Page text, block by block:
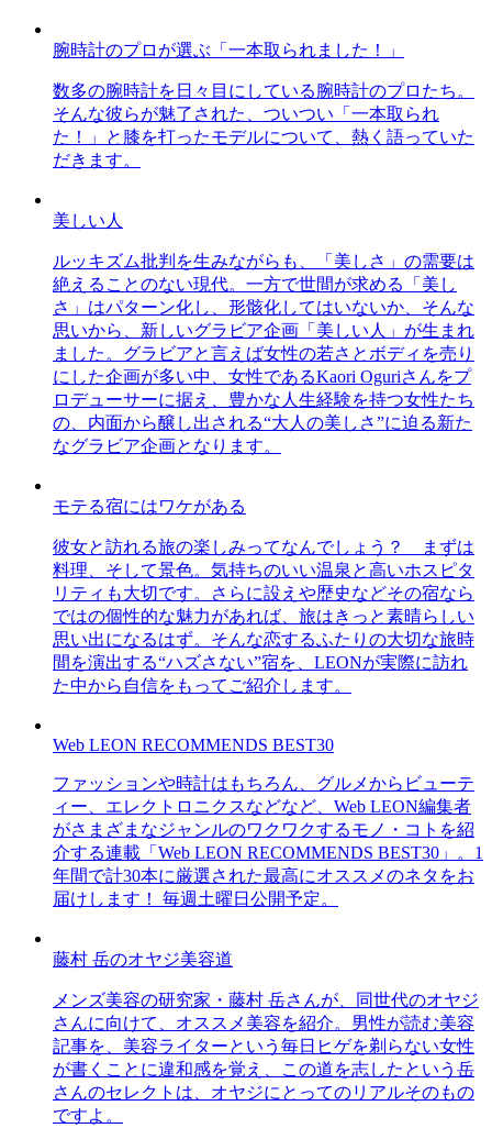
腕時計のプロが選ぶ「一本取られました！」
数多の腕時計を日々目にしている腕時計のプロたち。
そんな彼らが魅了された、ついつい「一本取られ
た！」と膝を打ったモデルについて、熱く語っていた
だきます。
美しい人
ルッキズム批判を生みながらも、「美しさ」の需要は
絶えることのない現代。一方で世間が求める「美し
さ」はパターン化し、形骸化してはいないか、そんな
思いから、新しいグラビア企画「美しい人」が生まれ
ました。グラビアと言えば女性の若さとボディを売り
にした企画が多い中、女性であるKaori Oguriさんをプ
ロデューサーに据え、豊かな人生経験を持つ女性たち
の、内面から醸し出される“大人の美しさ”に迫る新た
なグラビア企画となります。
モテる宿にはワケがある
彼女と訪れる旅の楽しみってなんでしょう？ まずは
料理、そして景色。気持ちのいい温泉と高いホスピタ
リティも大切です。さらに設えや歴史などその宿なら
ではの個性的な魅力があれば、旅はきっと素晴らしい
思い出になるはず。そんな恋するふたりの大切な旅時
間を演出する“ハズさない”宿を、LEONが実際に訪れ
た中から自信をもってご紹介します。
Web LEON RECOMMENDS BEST30
ファッションや時計はもちろん、グルメからビューテ
ィー、エレクトロニクスなどなど、Web LEON編集者
がさまざまなジャンルのワクワクするモノ・コトを紹
介する連載「Web LEON RECOMMENDS BEST30」。1
年間で計30本に厳選された最高にオススメのネタをお
届けします！ 毎週土曜日公開予定。
藤村 岳のオヤジ美容道
メンズ美容の研究家・藤村 岳さんが、同世代のオヤジ
さんに向けて、オススメ美容を紹介。男性が読む美容
記事を、美容ライターという毎日ヒゲを剃らない女性
が書くことに違和感を覚え、この道を志したという岳
さんのセレクトは、オヤジにとってのリアルそのもの
ですよ。